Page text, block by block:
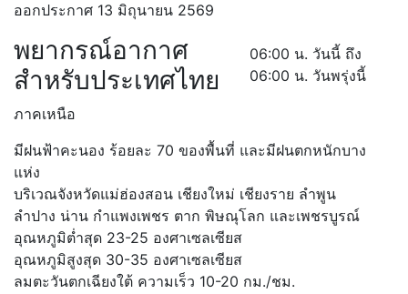
ออกประกาศ 13 มิถุนายน 2569
พยากรณ์อากาศ
สำหรับประเทศไทย
06:00 น. วันนี้ ถึง
06:00 น. วันพรุ่งนี้
ภาคเหนือ
มีฝนฟ้าคะนอง ร้อยละ 70 ของพื้นที่ และมีฝนตกหนักบาง
แห่ง
บริเวณจังหวัดแม่ฮ่องสอน เชียงใหม่ เชียงราย ลำพูน
ลำปาง น่าน กำแพงเพชร ตาก พิษณุโลก และเพชรบูรณ์
อุณหภูมิต่ำสุด 23-25 องศาเซลเซียส
อุณหภูมิสูงสุด 30-35 องศาเซลเซียส
ลมตะวันตกเฉียงใต้ ความเร็ว 10-20 กม./ชม.